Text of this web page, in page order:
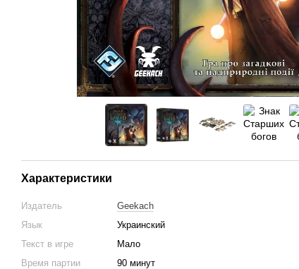
Характеристики
Издатель
Geekach
Язык
Украинский
Текст в игре
Мало
Время партии
90 минут